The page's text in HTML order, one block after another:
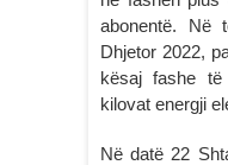
abonentë. Në
Dhjetor 2022,
kësaj fashe të
kilovat energji
Në datë 22